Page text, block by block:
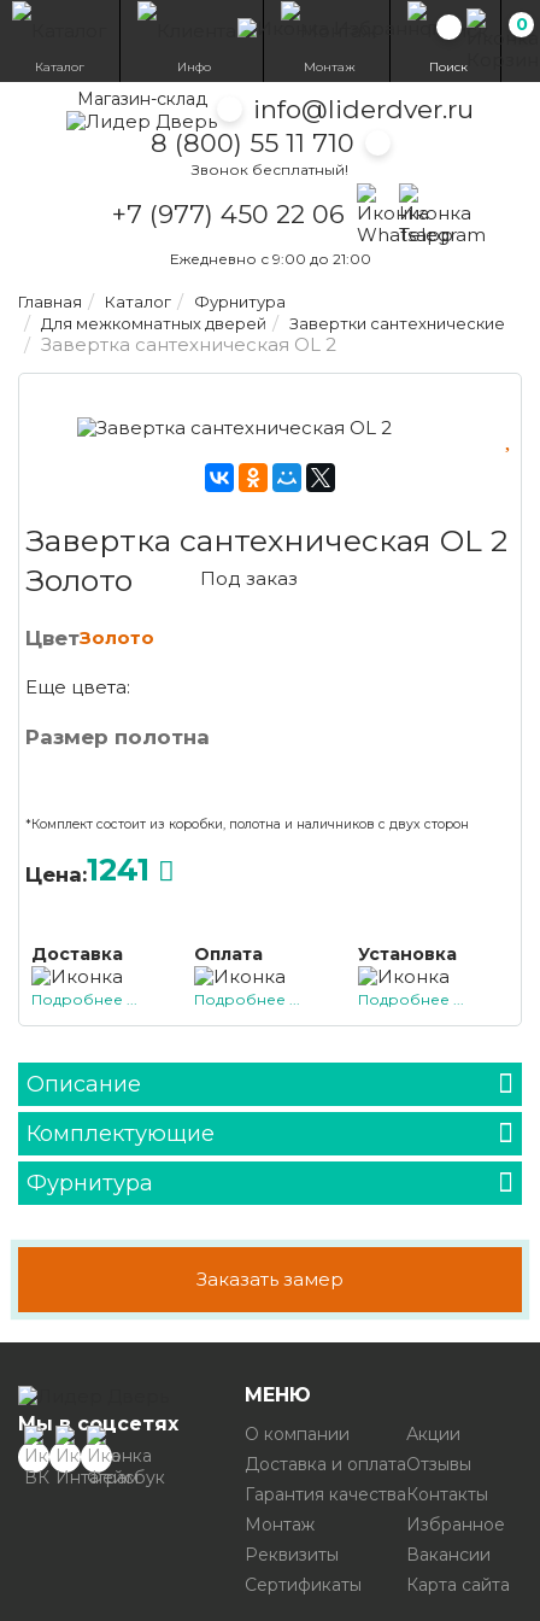
Магазин-склад
info@liderdver.ru
8 (800) 55 11 710
Звонок бесплатный!
+7 (977) 450 22 06
Написать на
Написать на
Ежедневно с 9:00 до 21:00
0
Каталог Инфо Монтаж Поиск
Главная Каталог
Фурнитура
Для межкомнатных дверей
Завертки сантехнические
Завертка сантехническая OL 2
Завертка сантехническая OL 2
Золото
Под заказ
ЦветЗолото
Еще цвета:
Размер полотна
*Комплект состоит из коробки, полотна и наличников с двух сторон
Цена:1241
Доставка
Подробнее ...
Оплата
Подробнее ...
Установка
Подробнее ...
Описание
Комплектующие
Фурнитура
Заказать замер
Мы в соцсетях
МЕНЮ
О компании
Доставка и оплата
Гарантия качества
Монтаж
Реквизиты
Сертификаты
Акции
Отзывы
Контакты
Избранное
Вакансии
Карта сайта